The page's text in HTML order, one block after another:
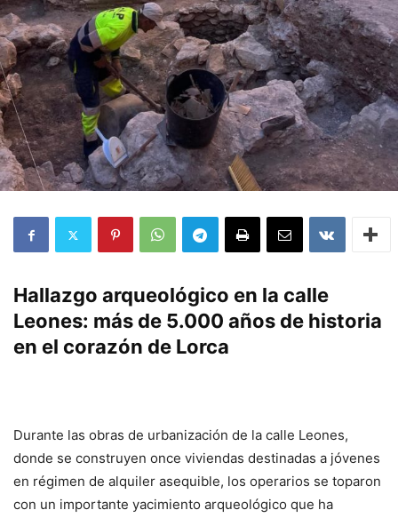
Hallazgo arqueológico en la calle
Leones: más de 5.000 años de historia
en el corazón de Lorca
Durante las obras de urbanización de la calle Leones,
donde se construyen once viviendas destinadas a jóvenes
en régimen de alquiler asequible, los operarios se toparon
con un importante yacimiento arqueológico que ha